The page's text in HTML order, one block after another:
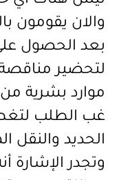
والان يقومون
بعد الحصول
لتحضير
موارد بشرية
غب الطلب
الحديد والنقل
وتجدر الإشارة